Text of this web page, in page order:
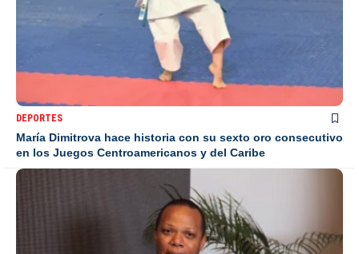
DEPORTES
María Dimitrova hace historia con su sexto oro consecutivo
en los Juegos Centroamericanos y del Caribe